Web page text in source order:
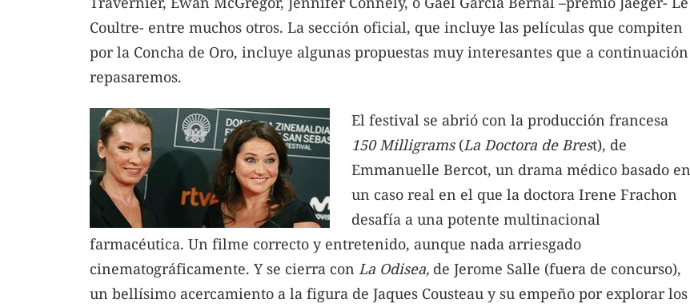
Coultre- entre muchos otros. La sección oficial, que incluye las películas que compiten
por la Concha de Oro, incluye algunas propuestas muy interesantes que a continuación
repasaremos.
El festival se abrió con la producción francesa
150 Milligrams (La Doctora de Brest), de
Emmanuelle Bercot, un drama médico basado en
un caso real en el que la doctora Irene Frachon
desafía a una potente multinacional
farmacéutica. Un filme correcto y entretenido, aunque nada arriesgado
cinematográficamente. Y se cierra con La Odisea, de Jerome Salle (fuera de concurso),
un bellísimo acercamiento a la figura de Jaques Cousteau y su empeño por explorar los